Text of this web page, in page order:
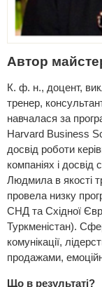
Автор
К. ф. н., доцент,
тренер,
навчалася за
Harvard Business
досвід роботи
компаніях і досвід
Людмила в якості
провела низку
СНД та Східної
Туркменістан).
комунікації,
продажами,
Що в результаті?